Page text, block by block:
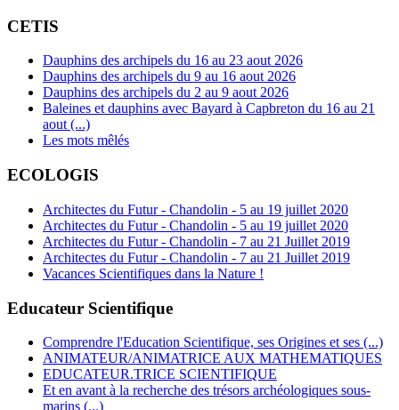
CETIS
Dauphins des archipels du 16 au 23 aout 2026
Dauphins des archipels du 9 au 16 aout 2026
Dauphins des archipels du 2 au 9 aout 2026
Baleines et dauphins avec Bayard à Capbreton du 16 au 21
aout (...)
Les mots mêlés
ECOLOGIS
Architectes du Futur - Chandolin - 5 au 19 juillet 2020
Architectes du Futur - Chandolin - 5 au 19 juillet 2020
Architectes du Futur - Chandolin - 7 au 21 Juillet 2019
Architectes du Futur - Chandolin - 7 au 21 Juillet 2019
Vacances Scientifiques dans la Nature !
Educateur Scientifique
Comprendre l'Education Scientifique, ses Origines et ses (...)
ANIMATEUR/ANIMATRICE AUX MATHEMATIQUES
EDUCATEUR.TRICE SCIENTIFIQUE
Et en avant à la recherche des trésors archéologiques sous-
marins (...)